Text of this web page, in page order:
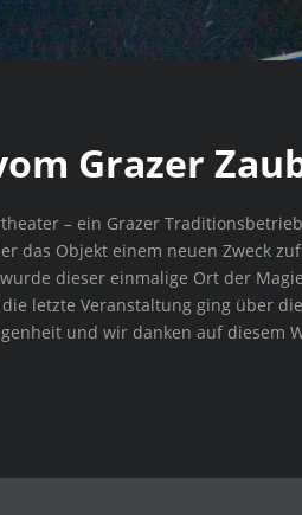
Grazer
– ein Grazer
das Objekt einem neuen Zweck
dieser einmalige Ort der
letzte Veranstaltung ging über
und wir danken auf diesem